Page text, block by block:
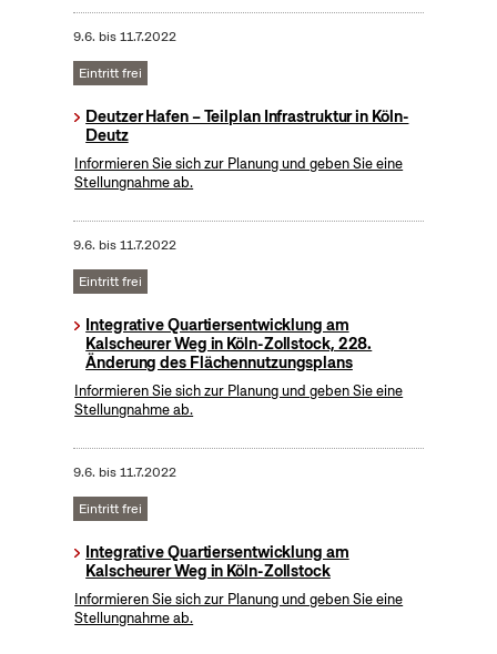
9.6. bis11.7.2022
Eintritt frei
Deutzer Hafen – Teilplan Infrastruktur in Köln-
Deutz
Informieren Sie sich zur Planung und geben Sie eine
Stellungnahme ab.
9.6. bis11.7.2022
Eintritt frei
Integrative Quartiersentwicklung am
Kalscheurer Weg in Köln-Zollstock, 228.
Änderung des Flächennutzungsplans
Informieren Sie sich zur Planung und geben Sie eine
Stellungnahme ab.
9.6. bis11.7.2022
Eintritt frei
Integrative Quartiersentwicklung am
Kalscheurer Weg in Köln-Zollstock
Informieren Sie sich zur Planung und geben Sie eine
Stellungnahme ab.